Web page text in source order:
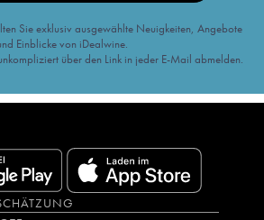
Sie exklusiv ausgewählte Neuigkeiten, Angebote
Einblicke von iDealwine.
über den Link in jeder E-Mail abmelden.